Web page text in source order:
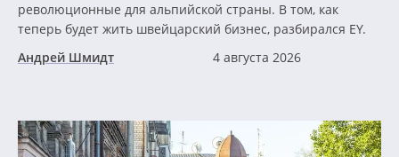
революционные для альпийской страны. В том, как
теперь будет жить швейцарский бизнес, разбирался EY.
Андрей Шмидт
4 августа 2026